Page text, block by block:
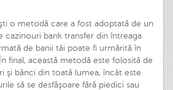
o metodă care a fost adoptată de un
cazinouri bank transfer din întreaga
de banii tăi poate fi urmărită în
final, această metodă este folosită de
şi bănci din toată lumea, încât este
să se desfăşoare fără piedici sau